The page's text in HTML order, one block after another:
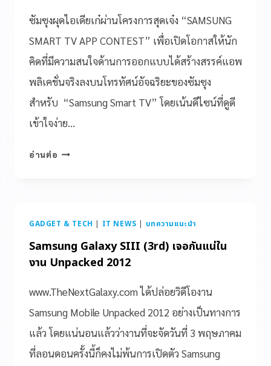
ซัมซุงผุดไอเดียเก๋ผ่านโครงการสุดเจ๋ง “SAMSUNG
SMART TV APP CONTEST” เพื่อเปิดโอกาสให้นัก
คิดที่มีความสนใจด้านการออกแบบได้สร้างสรรค์แอพ
พลิเคชั่นจริงลงบนโทรทัศน์อัจฉริยะของซัมซุง
สำหรับ “Samsung Smart TV” โดยเน้นดีไซน์ที่ดูดี
เข้าใจง่าย…
อ่านต่อ
GADGET & TECH | IT NEWS | บทความแนะนำ
Samsung Galaxy SIII (3rd) เจอกันแน่ใน
งาน Unpacked 2012
www.TheNextGalaxy.com ได้ปล่อยวิดีโองาน
Samsung Mobile Unpacked 2012 อย่างเป็นทางการ
แล้ว โดยแน่นอนแล้วว่างานที่จะจัดวันที่ 3 พฤษภาคม
ที่ลอนดอนครั้งนี้ก็คงไม่พ้นการเปิดตัว Samsung